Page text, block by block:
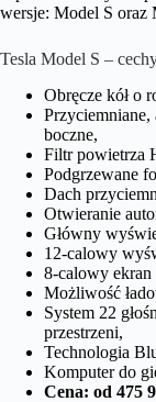
wersje: Model S oraz
Tesla Model S –
Obręcze kół o
Przyciemniane,
boczne,
Filtr powietrza
Podgrzewane
Dach
Otwieranie
Główny
12-calowy
8-calowy ekran
Możliwość
System 22
przestrzeni,
Technologia
Komputer do
Cena: od 475